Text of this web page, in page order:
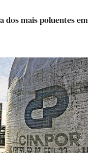
dos mais poluentes em